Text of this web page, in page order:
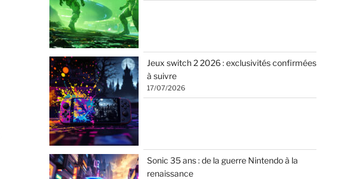
Jeux switch 2 2026 : exclusivités confirmées
à suivre
17/07/2026
Sonic 35 ans : de la guerre Nintendo à la
renaissance